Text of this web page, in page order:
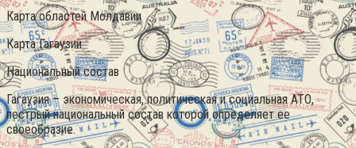
Карта областей Молдавии
Карта Гагаузии
Национальный состав
Гагаузия – экономическая, политическая и социальная АТО,
пестрый национальный состав которой определяет ее
своеобразие.